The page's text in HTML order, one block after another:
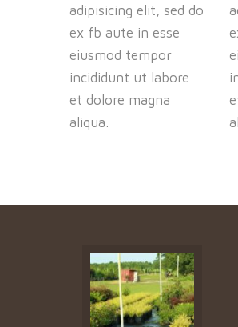
adipisicing elit, sed do
ex fb aute in esse
eiusmod tempor
incididunt ut labore
et dolore magna
aliqua.